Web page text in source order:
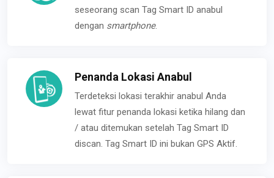
seseorang scan Tag Smart ID anabul
dengan smartphone.
Penanda Lokasi Anabul
Terdeteksi lokasi terakhir anabul Anda
lewat fitur penanda lokasi ketika hilang dan
/ atau ditemukan setelah Tag Smart ID
discan. Tag Smart ID ini bukan GPS Aktif.